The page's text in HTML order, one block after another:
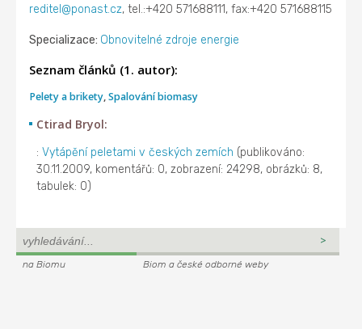
reditel@ponast.cz, tel.:+420 571688111, fax:+420 571688115
Specializace: Obnovitelné zdroje energie
Seznam článků (1. autor):
Pelety a brikety,Spalování biomasy
Ctirad Bryol:
:Vytápění peletami v českých zemích (publikováno:
30.11.2009, komentářů: 0, zobrazení: 24298, obrázků: 8,
tabulek: 0)
na Biomu Biom a české odborné weby